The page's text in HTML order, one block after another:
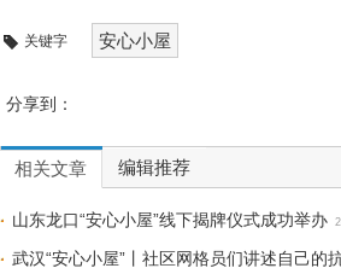
关键字 安心小屋
分享到：
相关文章 编辑推荐
山东龙口“安心小屋”线下揭牌仪式成功举办
武汉“安心小屋”丨社区网格员们讲述自己的